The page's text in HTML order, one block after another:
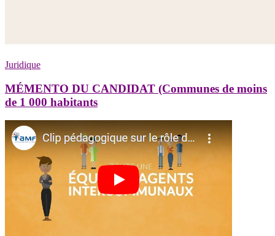
Juridique
MÉMENTO DU CANDIDAT (Communes de moins
de 1 000 habitants